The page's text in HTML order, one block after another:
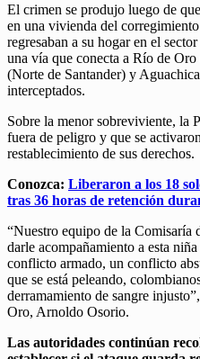
El crimen se produjo luego de
en una vivienda del
regresaban a su hogar en el
una vía que conecta a Río de
(Norte de Santander) y
interceptados.
Sobre la menor sobreviviente, la
fuera de peligro y que se
restablecimiento de sus derechos.
Conozca: Liberaron a los 18
tras 36 horas de retención
“Nuestro equipo de la Comisaría
darle acompañamiento a esta
conflicto armado, un conflicto
que se está peleando,
derramamiento de sangre
Oro, Arnoldo Osorio.
Las autoridades continúan